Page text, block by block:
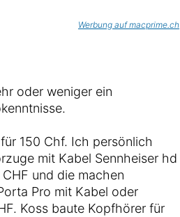
Werbung auf macprime.ch
oder weniger ein
150 Chf. Ich persönlich
mit Kabel Sennheiser hd
und die machen
Pro mit Kabel oder
Koss baute Kopfhörer für